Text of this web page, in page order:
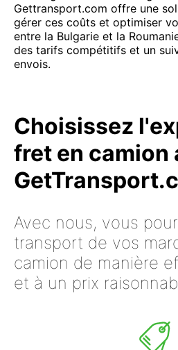
Gettransport.com offre une
gérer ces coûts et optimiser
entre la Bulgarie et la
des tarifs compétitifs et un
envois.
Choisissez
fret en camion
Avec nous, vous
transport de vos
camion de manière
et à un prix